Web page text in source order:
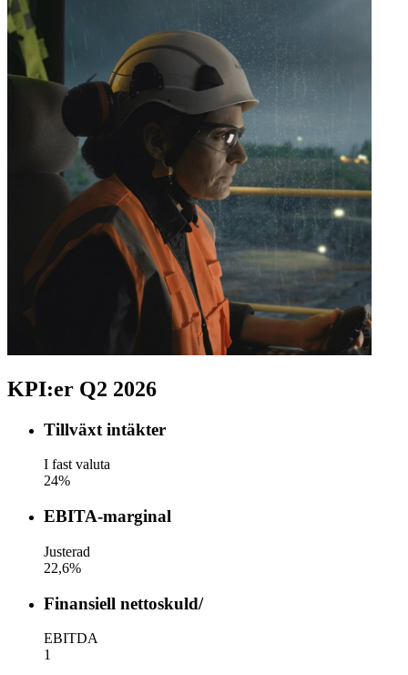
KPI:er Q2 2026
Tillväxt intäkter
I fast valuta
24%
EBITA-marginal
Justerad
22,6%
Finansiell nettoskuld/
EBITDA
1